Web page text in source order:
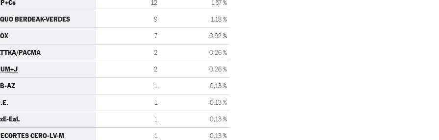
12 1,57 %
BERDEAK-VERDES 9 1,18 %
7 0,92 %
PACMA 2 0,26 %
2 0,26 %
AZ 1 0,13 %
1 0,13 %
EaL 1 0,13 %
CERO-LV-M 1 0,13 %